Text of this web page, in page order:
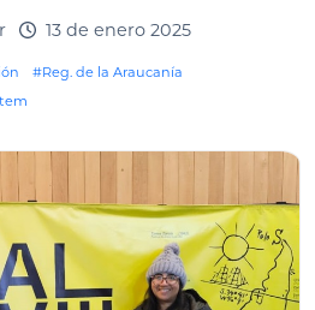
13 de enero 2025
#Reg. de la Araucanía